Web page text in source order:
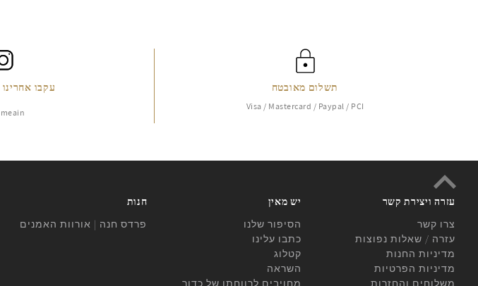
תשלום מאובטח
Visa / Mastercard / Paypal / PCI
עקבו
חנות
פרדס חנה | אורוות האמנים
יש מאין
הסיפור שלנו
כתבו עלינו
קטלוג
השראה
מחויבים לרווחתו של כדור
עזרה ויצירת קשר
צרו קשר
עזרה / שאלות נפוצות
מדיניות החנות
מדיניות הפרטיות
משלוחים והחזרות